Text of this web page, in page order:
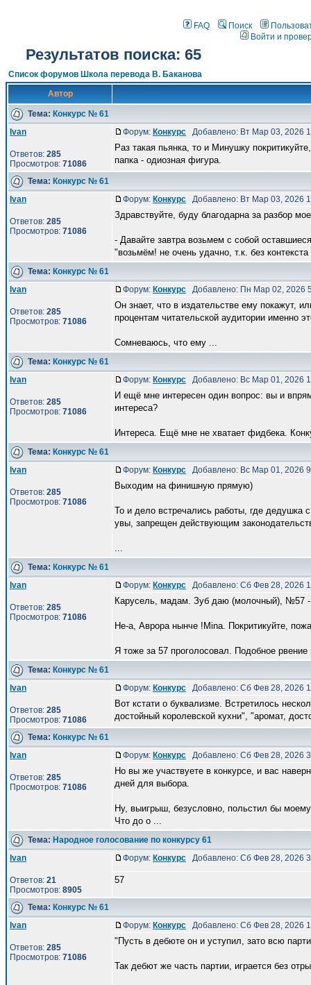
FAQ Поиск
Войти и
Результатов поиска: 65
Список форумов Школа перевода В. Баканова
Автор
Тема: Конкурс № 61
Ivan
Ответов: 285
Просмотров: 71086
Форум: Конкурс Добавлено: Вт Мар 03, 2026
Раз такая пьянка, то и Минушку
папка - одиозная фигура.
Тема: Конкурс № 61
Ivan
Ответов: 285
Просмотров: 71086
Форум: Конкурс Добавлено: Вт Мар 03, 2026
Здравствуйте, буду благодарна за разбор
- Давайте завтра возьмем с собой
"возьмём! не очень удачно, т.к. без
Тема: Конкурс № 61
Ivan
Ответов: 285
Просмотров: 71086
Форум: Конкурс Добавлено: Пн Мар 02, 2026
Он знает, что в издательстве ему покажут,
процентам читательской аудитории именно
Сомневаюсь, что ему ...
Тема: Конкурс № 61
Ivan
Ответов: 285
Просмотров: 71086
Форум: Конкурс Добавлено: Вс Мар 01, 2026
И ещё мне интересен один вопрос: вы и
интереса?
Интереса. Ещё мне не хватает фидбека.
Тема: Конкурс № 61
Ivan
Ответов: 285
Просмотров: 71086
Форум: Конкурс Добавлено: Вс Мар 01, 2026
Выходим на финишную прямую)
То и дело встречались работы, где
увы, запрещен действующим
...
Тема: Конкурс № 61
Ivan
Ответов: 285
Просмотров: 71086
Форум: Конкурс Добавлено: Сб Фев 28, 2026
Карусель, мадам. Зуб даю (молочный), №57 -
Не-а, Аврора нынче !Mina. Покритикуйте,
Я тоже за 57 проголосовал. Подобное
Тема: Конкурс № 61
Ivan
Ответов: 285
Просмотров: 71086
Форум: Конкурс Добавлено: Сб Фев 28, 2026
Вот кстати о буквализме. Встретилось
достойный королевской кухни", "аромат,
Тема: Конкурс № 61
Ivan
Ответов: 285
Просмотров: 71086
Форум: Конкурс Добавлено: Сб Фев 28, 2026
Но вы же участвуете в конкурсе, и вас
дней для выбора.
Ну, выигрыш, безусловно, польстил бы
Что до о ...
Тема: Народное голосование по конкурсу 61
Ivan
Ответов: 21
Просмотров: 8905
Форум: Конкурс Добавлено: Сб Фев 28, 2026
57
Тема: Конкурс № 61
Ivan
Ответов: 285
Просмотров: 71086
Форум: Конкурс Добавлено: Сб Фев 28, 2026
"Пусть в дебюте он и уступил, зато всю
Так дебют же часть партии, играется без